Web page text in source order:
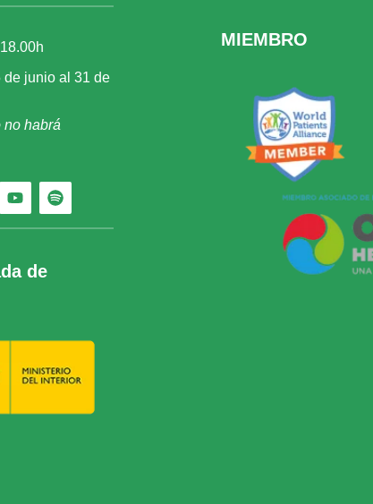
de junio al 31 de
no habrá
de
MIEMBRO